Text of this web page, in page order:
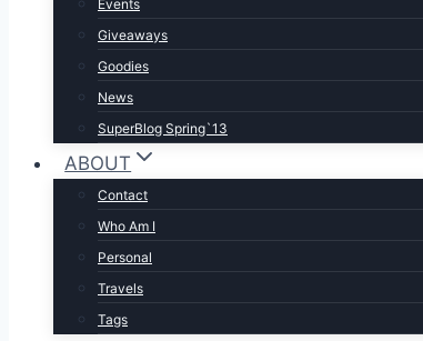
Events
Giveaways
Goodies
News
SuperBlog Spring`13
ABOUT
Contact
Who Am I
Personal
Travels
Tags